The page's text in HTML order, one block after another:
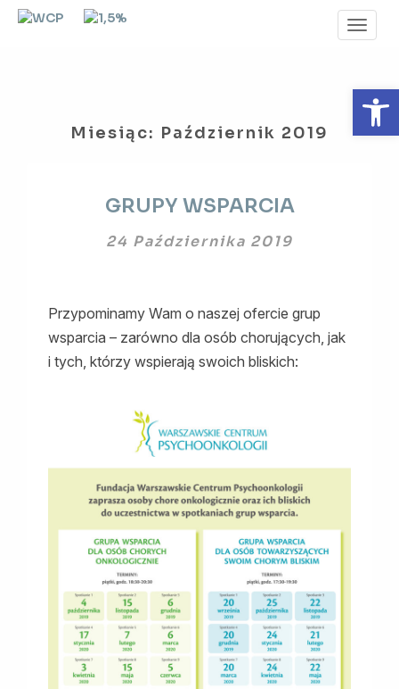
Miesiąc: Październik 2019
WSPARCIA
GRUPY WSPARCIA
24 Października 2019
Przypominamy Wam o naszej ofercie grup
wsparcia – zarówno dla osób chorujących, jak
i tych, którzy wspierają swoich bliskich: